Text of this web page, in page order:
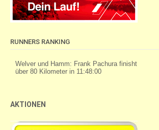
RUNNERS RANKING
AKTIONEN